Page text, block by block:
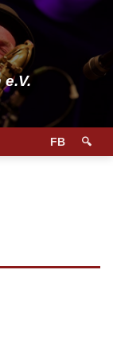
FB 🔍